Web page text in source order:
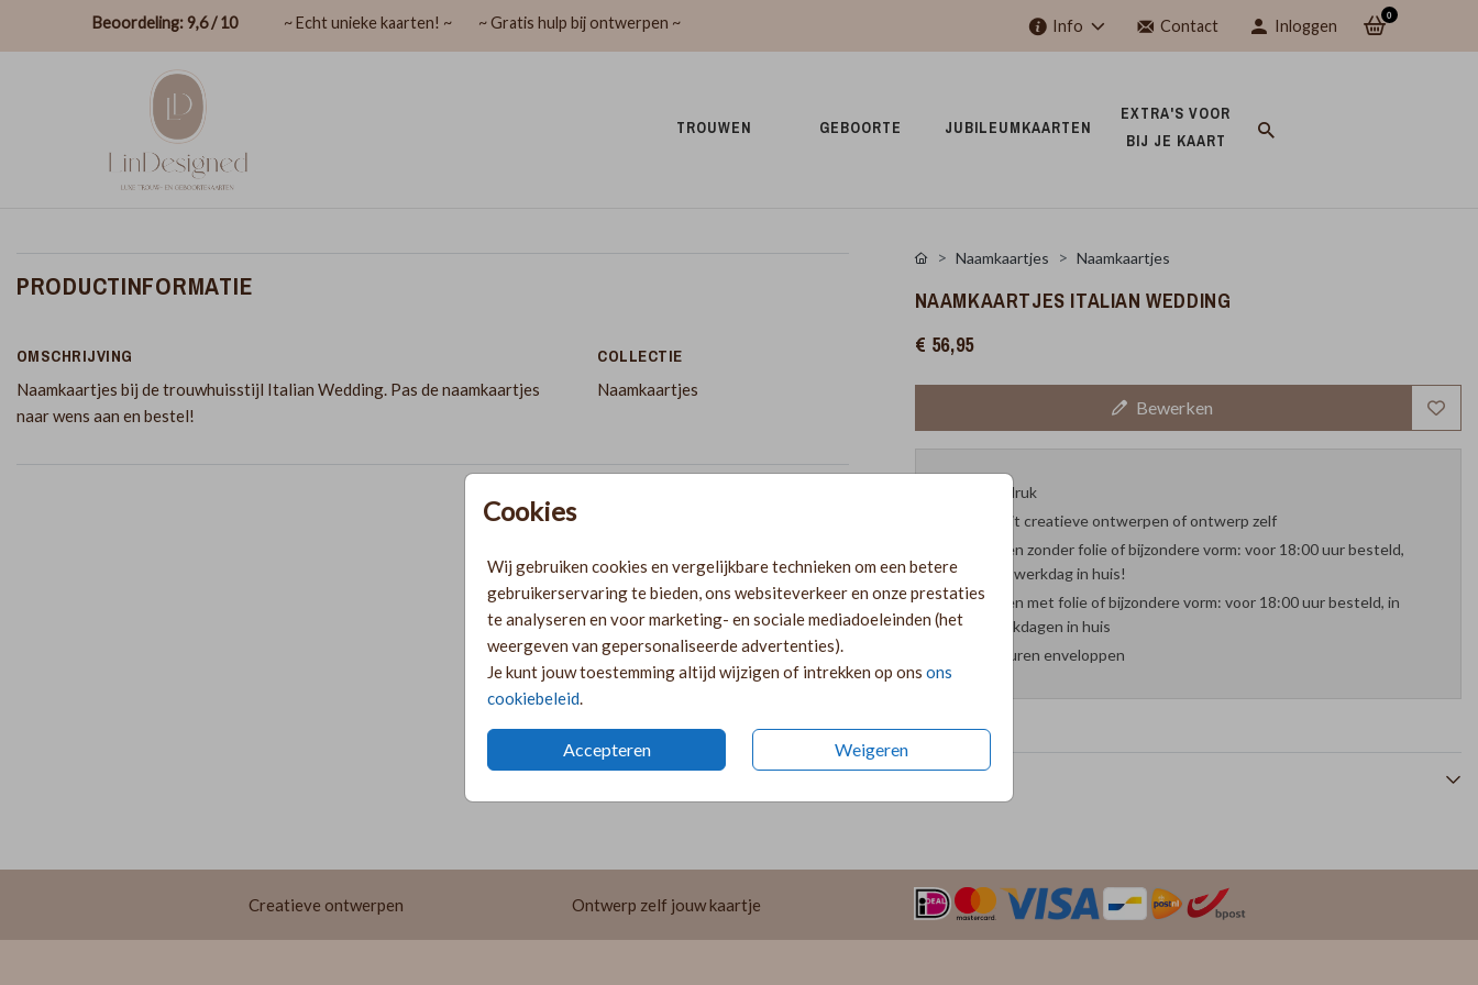
Beoordeling: 9,6 / 10 ~ Echt unieke kaarten! ~ ~ Gratis hulp bij ontwerpen ~ Info Contact Inloggen
0
TROUWEN GEBOORTE JUBILEUMKAARTEN
EXTRA'S VOOR
BIJ JE KAART
Cookies
Wij gebruiken cookies en vergelijkbare technieken om een betere
gebruikerservaring te bieden, ons websiteverkeer en onze prestaties
te analyseren en voor marketing- en sociale mediadoeleinden (het
weergeven van gepersonaliseerde advertenties).
Je kunt jouw toestemming altijd wijzigen of intrekken op ons ons
cookiebeleid
Accepteren Weigeren
PRODUCTINFORMATIE
OMSCHRIJVING
Naamkaartjes bij de trouwhuisstijl Italian Wedding. Pas de naamkaartjes
naar wens aan en bestel!
COLLECTIE
Naamkaartjes
Naamkaartjes Naamkaartjes
NAAMKAARTJES ITALIAN WEDDING
€ 56,95
Bewerken
Proefdruk
Kies uit creatieve ontwerpen of ontwerp zelf
Kaarten zonder folie of bijzondere vorm: voor 18:00 uur besteld,
volgende werkdag in huis!
Kaarten met folie of bijzondere vorm: voor 18:00 uur besteld, in
twee werkdagen in huis
29 kleuren enveloppen
Creatieve ontwerpen Ontwerp zelf jouw kaartje